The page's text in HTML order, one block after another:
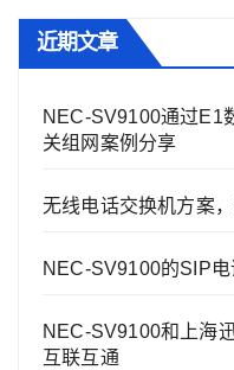
近期文章
NEC-SV9100通过E1
关组网案例分享
无线电话交换机方案
NEC-SV9100的SIP
NEC-SV9100和上海
互联互通